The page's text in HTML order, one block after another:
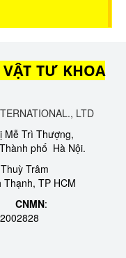
TƯ KHOA
LTD
Mễ Trì Thượng,
phố Hà Nội.
Trâm
TP HCM
CNMN: